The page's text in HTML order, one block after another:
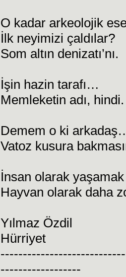
O kadar arkeolojik
İlk neyimizi çaldılar?
Som altın denizatı’nı.
İşin hazin tarafı…
Memleketin adı, hindi.
Demem o ki
Vatoz kusura
İnsan olarak
Hayvan olarak daha
Yılmaz Özdil
Hürriyet
------------------